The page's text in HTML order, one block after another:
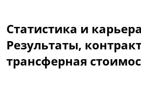
Чемпионат Мира
Украина. Премьер-Лига
Украина. Первая Лига
Лига Чемпионов
Статистика и
Результаты,
трансферная